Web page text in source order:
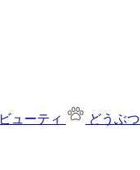
ビューティ どうぶつ